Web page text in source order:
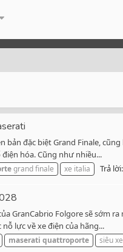
đặc biệt Grand Finale,
hóa. Cũng như nhiều...
grand finale xe italia Trả
Folgore sẽ sớm
lực về xe điện của hãng...
maserati quattroporte siêu